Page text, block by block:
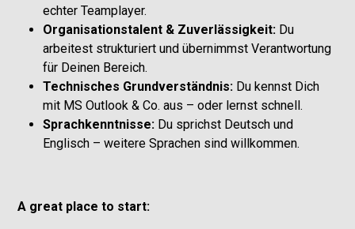
echter Teamplayer.
Organisationstalent & Zuverlässigkeit:Du
arbeitest strukturiert und übernimmst Verantwortung
für Deinen Bereich.
Technisches Grundverständnis:Du kennst Dich
mit MS Outlook & Co. aus – oder lernst schnell.
Sprachkenntnisse:Du sprichst Deutsch und
Englisch – weitere Sprachen sind willkommen.
A great place to start: